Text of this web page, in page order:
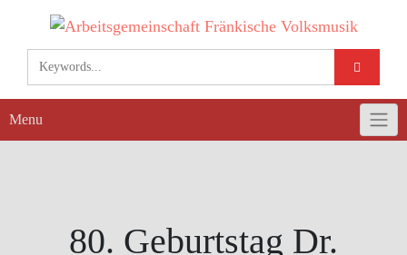
content
Menu
80. Geburtstag Dr.